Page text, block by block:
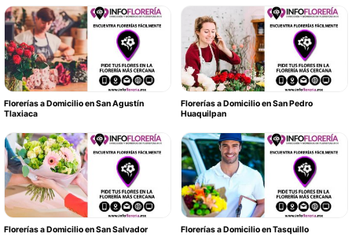
Florerías a Domicilio en San Agustín
Tlaxiaca
Florerías a Domicilio en San Pedro
Huaquilpan
Florerías a Domicilio en San Salvador Florerías a Domicilio en Tasquillo